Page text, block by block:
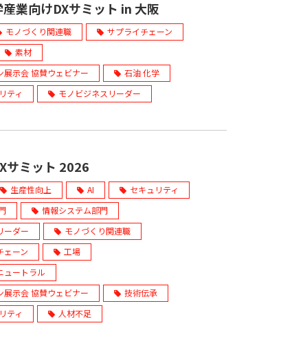
業向けDXサミット in 大阪
モノづくり関連職
サプライチェーン
素材
展示会 協賛ウェビナー
石油 化学
ティ
モノビジネスリーダー
サミット 2026
生産性向上 AI
セキュリティ
情報システム部門
ーダー
モノづくり関連職
ェーン
工場
ュートラル
展示会 協賛ウェビナー
技術伝承
ティ
人材不足